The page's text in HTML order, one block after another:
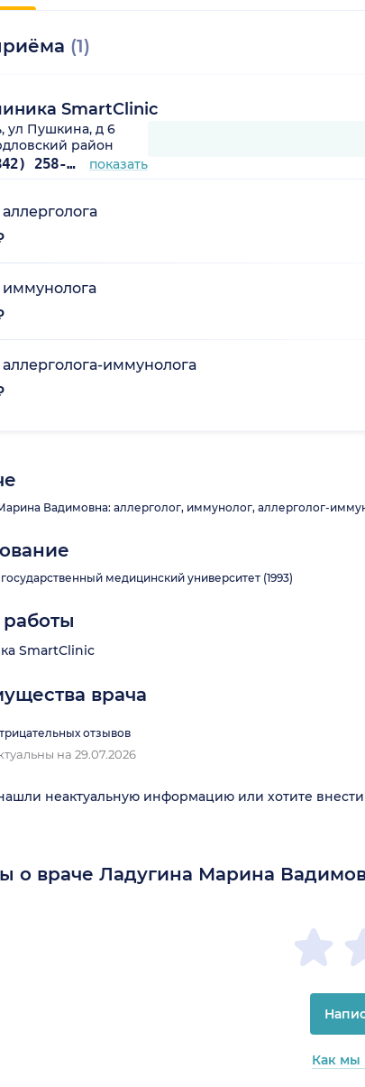
(1)
SmartClinic
ул Пушкина, д 6
район
+7 (342) 258-45-53 показать
иммунолога
Вадимовна: аллерголог, иммунолог, аллерголог-
медицинский университет (1993)
SmartClinic
врача
отзывов
на 29.07.2026
неактуальную информацию или хотите
о враче Ладугина Марина
Как мы